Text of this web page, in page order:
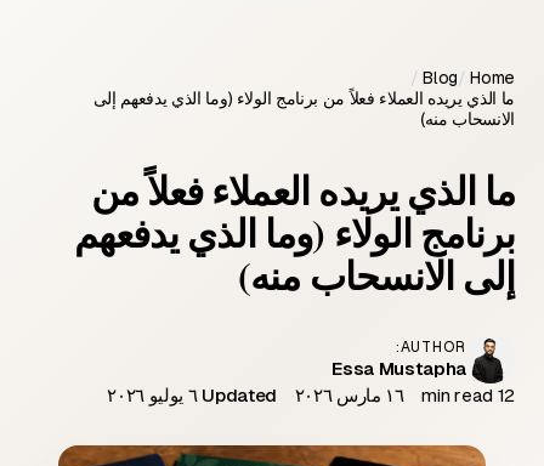
Home
/
Blog
/
ما الذي يريده العملاء فعلاً من برنامج الولاء (وما الذي يدفعهم إلى
الانسحاب منه)
ما الذي يريده العملاء فعلاً من
برنامج الولاء (وما الذي يدفعهم
إلى الانسحاب منه)
AUTHOR:
Essa Mustapha
12 min read
١٦ مارس ٢٠٢٦ Updated ٦ يوليو ٢٠٢٦